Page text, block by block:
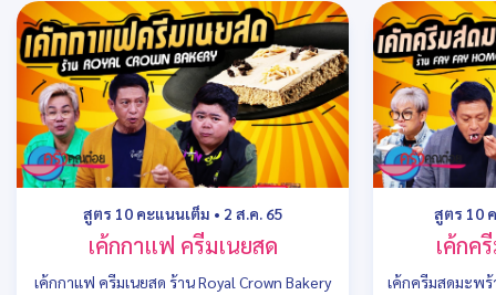
สูตร 10 คะแนนเต็ม • 2 ส.ค. 65
เค้กกาแฟ ครีมเนยสด
เค้กกาแฟ ครีมเนยสด ร้าน Royal Crown Bakery
สูตร 10
เค้กค
เค้กครีมสดมะพร้